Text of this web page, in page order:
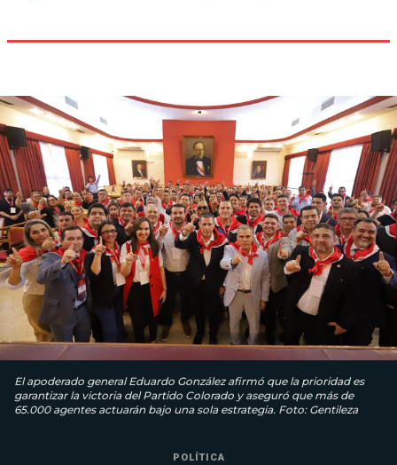
El apoderado general Eduardo González afirmó que la prioridad es
garantizar la victoria del Partido Colorado y aseguró que más de
65.000 agentes actuarán bajo una sola estrategia. Foto: Gentileza
POLÍTICA